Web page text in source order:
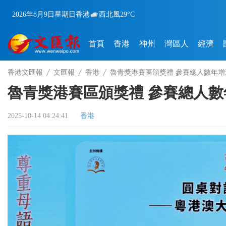
2026年8月9日 星期日 香港 西北風29°C
首頁 香港 神州 灣區人 經濟
香港文匯報 文匯報 香港 魯青獎港賽區頒獎禮 參賽總人數年
魯青獎港賽區頒獎禮 參賽總人
2025-10-14 04:24:41 香港